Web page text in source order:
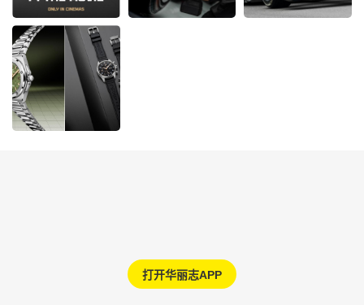
打开华丽志APP